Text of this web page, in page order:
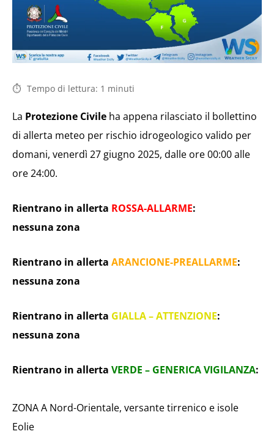
Tempo di lettura: 1 minuti
La Protezione Civile ha appena rilasciato il bollettino
di allerta meteo per rischio idrogeologico valido per
domani, venerdì 27 giugno 2025, dalle ore 00:00 alle
ore 24:00.
Rientrano in allerta ROSSA-ALLARME:
nessuna zona
Rientrano in allerta ARANCIONE-PREALLARME:
nessuna zona
Rientrano in allerta GIALLA – ATTENZIONE:
nessuna zona
Rientrano in allerta VERDE – GENERICA VIGILANZA:
ZONA A Nord-Orientale, versante tirrenico e isole
Eolie